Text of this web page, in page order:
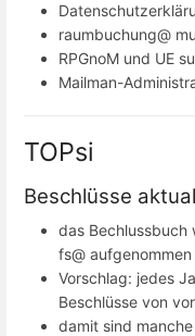
raumbuchung@
RPGnoM und UE
Mailman-
TOPsi
Beschlüsse
das Bechlussbuch
fs@
Vorschlag: jedes
Beschlüsse von
damit sind